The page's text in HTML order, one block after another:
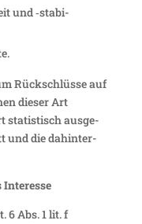
und ‑stabi­
Rück­schlüsse auf
dieser Art
statis­tisch ausge­
und die dahin­ter­
Interesse
6 Abs. 1 lit. f